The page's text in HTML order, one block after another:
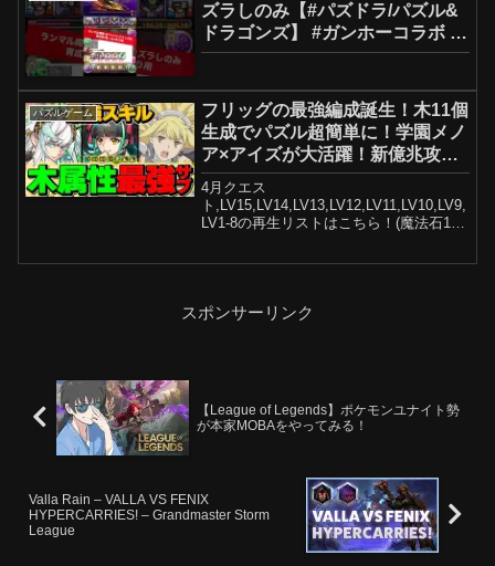
ズラしのみ【#パズドラ/パズル&
ドラゴンズ】 #ガンホーコラボ #
銀時 #ランマル降臨
パズルゲーム
フリッグの最強編成誕生！木11個
生成でパズル超簡単に！学園メノ
ア×アイズが大活躍！新億兆攻
略！【パズドラ】
4月クエス
ト,LV15,LV14,LV13,LV12,LV11,LV10,LV9,
LV1-8の再生リストはこちら！(魔法石120
スポンサーリンク
【League of Legends】ポケモンユナイト勢
が本家MOBAをやってみる！
Valla Rain – VALLA VS FENIX
HYPERCARRIES! – Grandmaster Storm
League